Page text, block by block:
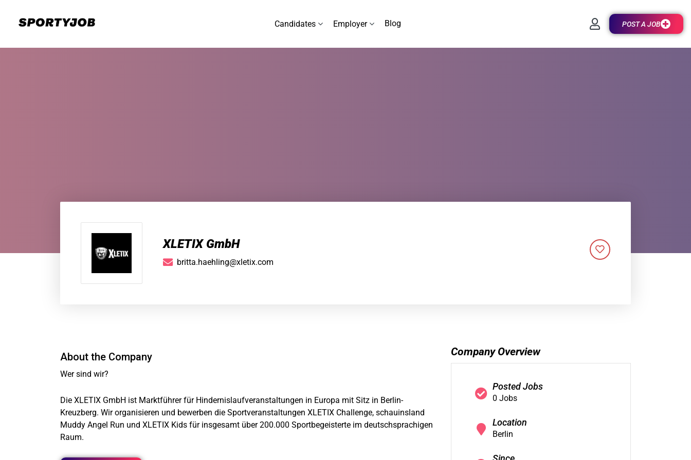
Candidates Employer Blog POST A JOB
XLETIX GmbH
britta.haehling@xletix.com
About the Company
Wer sind wir?
Die XLETIX GmbH ist Marktführer für Hindernislaufveranstaltungen in Europa mit Sitz in Berlin-
Kreuzberg. Wir organisieren und bewerben die Sportveranstaltungen XLETIX Challenge, schauinsland
Muddy Angel Run und XLETIX Kids für insgesamt über 200.000 Sportbegeisterte im deutschsprachigen
Raum.
Company Overview
Posted Jobs
0 Jobs
Location
Berlin